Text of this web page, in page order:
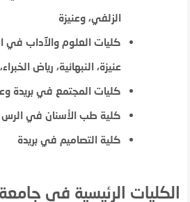
الزلفي، وعنيزة
كليات العلوم والآداب في
عنيزة، النبهانية، رياض
كليات المجتمع في بريدة
كلية طب الأسنان في الرس
كلية التصاميم في بريدة
الكليات الرئيسية في